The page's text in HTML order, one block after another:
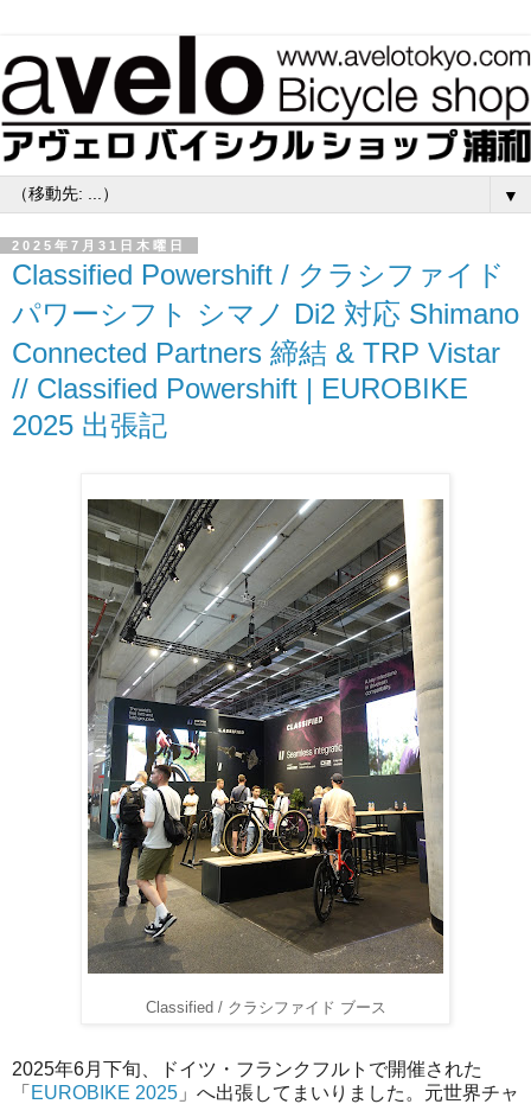
▼
2025年7月31日木曜日
Classified Powershift / クラシファイド
パワーシフト シマノ Di2 対応 Shimano
Connected Partners 締結 & TRP Vistar
// Classified Powershift | EUROBIKE
2025 出張記
Classified / クラシファイド ブース
2025年6月下旬、ドイツ・フランクフルトで開催された
「 EUROBIKE 2025 」へ出張してまいりました。 元世界チャ